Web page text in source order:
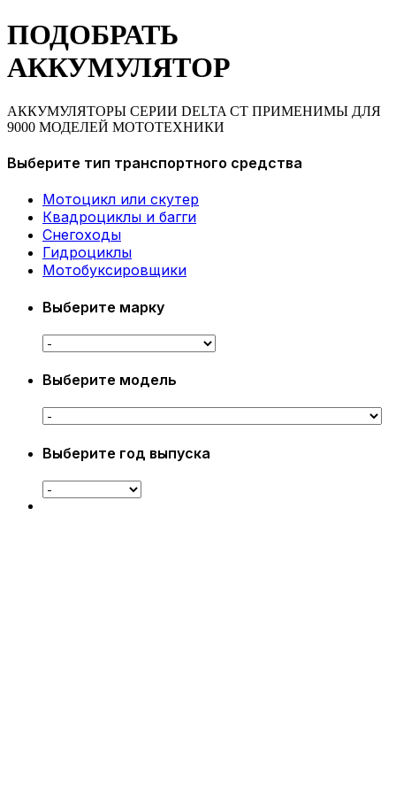
ПОДОБРАТЬ
АККУМУЛЯТОР
АККУМУЛЯТОРЫ СЕРИИ DELTA CT ПРИМЕНИМЫ ДЛЯ
9000 МОДЕЛЕЙ МОТОТЕХНИКИ
Выберите тип транспортного средства
Мотоцикл или скутер
Квадроциклы и багги
Снегоходы
Гидроциклы
Мотобуксировщики
Выберите марку
Выберите модель
Выберите год выпуска